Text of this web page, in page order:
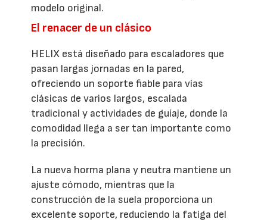
modelo original.
El renacer de un clásico
HELIX está diseñado para escaladores que
pasan largas jornadas en la pared,
ofreciendo un soporte fiable para vías
clásicas de varios largos, escalada
tradicional y actividades de guíaje, donde la
comodidad llega a ser tan importante como
la precisión.
La nueva horma plana y neutra mantiene un
ajuste cómodo, mientras que la
construcción de la suela proporciona un
excelente soporte, reduciendo la fatiga del